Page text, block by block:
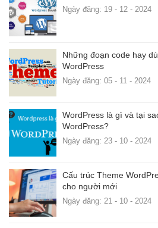
Ngày đăng: 19 - 12 - 2024
Những đoạn code hay
WordPress
Ngày đăng: 05 - 11 - 2024
WordPress là gì và tại
WordPress?
Ngày đăng: 23 - 10 - 2024
Cấu trúc Theme
cho người mới
Ngày đăng: 21 - 10 - 2024